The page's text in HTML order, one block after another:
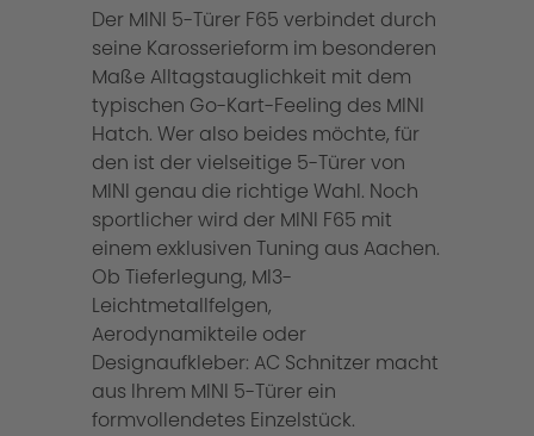
Der MINI 5-Türer F65 verbindet durch
seine Karosserieform im besonderen
Maße Alltagstauglichkeit mit dem
typischen Go-Kart-Feeling des MINI
Hatch. Wer also beides möchte, für
den ist der vielseitige 5-Türer von
MINI genau die richtige Wahl. Noch
sportlicher wird der MINI F65 mit
einem exklusiven Tuning aus Aachen.
Ob Tieferlegung, MI3-
Leichtmetallfelgen,
Aerodynamikteile oder
Designaufkleber: AC Schnitzer macht
aus Ihrem MINI 5-Türer ein
formvollendetes Einzelstück.